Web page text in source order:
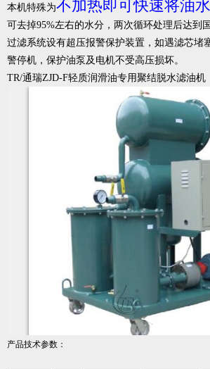
本机特殊为不加热即可快速将油
可去掉95%左右的水分，两次循环处理后达到
过滤系统设有超压报警保护装置，如遇滤芯堵
警停机，保护油泵及电机不受高压损坏。
TR/通瑞ZJD-F轻质润滑油专用聚结脱水滤油机
产品技术参数：